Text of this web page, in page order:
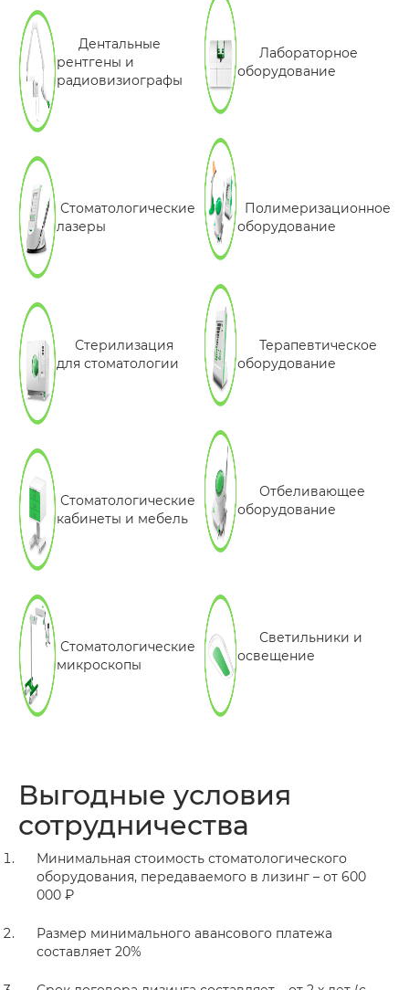
Дентальные
рентгены и
радиовизиографы
Лабораторное
оборудование
Стоматологические
лазеры
Полимеризационное
оборудование
Стерилизация
для стоматологии
Терапевтическое
оборудование
Стоматологические
кабинеты и мебель
Отбеливающее
оборудование
Стоматологические
микроскопы
Светильники и
освещение
Выгодные условия
сотрудничества
Минимальная стоимость стоматологического
оборудования, передаваемого в лизинг – от 600
000 ₽
Размер минимального авансового платежа
составляет 20%